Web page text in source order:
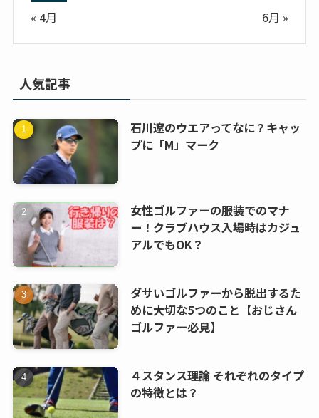
« 4月 6月 »
人気記事
石川遼のウエアってなに？キャッ
プに「M」マーク
女性ゴルファーの服装でのマナ
ー！クラブハウス入場時はカジュ
アルでもOK？
ダサいゴルファーから脱出するた
めに大切な5つのこと【おじさん
ゴルファー必見】
４スタンス理論 それぞれのタイプ
の特徴とは？